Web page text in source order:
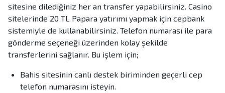
sitesine dilediğiniz her an transfer yapabilirsiniz. Casino
sitelerinde 20 TL Papara yatırımı yapmak için cepbank
sistemiyle de kullanabilirsiniz. Telefon numarası ile para
gönderme seçeneği üzerinden kolay şekilde
transferlerini sağlanır. Bu işlem için;
Bahis sitesinin canlı destek biriminden geçerli cep
telefon numarasını isteyin.